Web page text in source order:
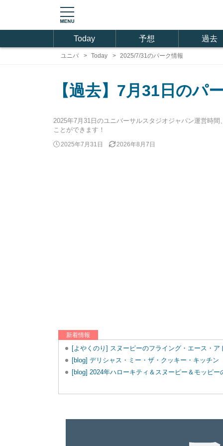
Today 予想 過去
ユニバ Today 2025/7/31のパーク情報
【過去】7月31日のパ
2025年7月31日のユニバーサルスタジオジャパン運営時
ことができます！
2025年7月31日 2026年8月7日
新着情報
[よやくのり] スヌーピーのフライング・エース・
[blog] デリシャス・ミー・ザ・クッキー・キッチン
[blog] 2024年ハローキティ＆スヌーピー＆モッピ